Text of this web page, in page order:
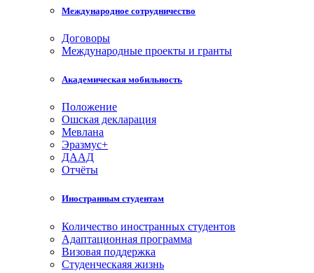
Международное сотрудничество
Договоры
Международные проекты и гранты
Академическая мобильность
Положение
Ошская декларация
Мевлана
Эразмус+
ДААД
Отчёты
Иностранным студентам
Количество иностранных студентов
Адаптационная программа
Визовая поддержка
Студенческаяя жизнь